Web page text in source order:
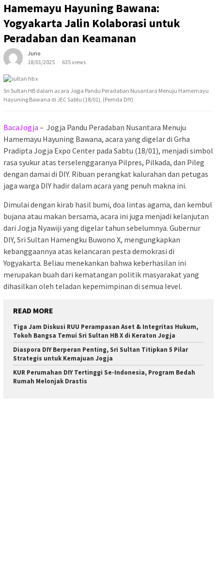
Hamemayu Hayuning Bawana:
Yogyakarta Jalin Kolaborasi untuk
Peradaban dan Keamanan
Juno
18/01/2025
635 views
Sri Sultan HB dalam acara Jogja Pandu Peradaban Nusantara Menuju Hamemayu
Hayuning Bawana di JEC Sabtu (18/01), (Pemda DIY)
BacaJogja – Jogja Pandu Peradaban Nusantara Menuju
Hamemayu Hayuning Bawana, acara yang digelar di Grha
Pradipta Jogja Expo Center pada Sabtu (18/01), menjadi simbol
rasa syukur atas terselenggaranya Pilpres, Pilkada, dan Pileg
dengan damai di DIY. Ribuan perangkat kalurahan dan petugas
jaga warga DIY hadir dalam acara yang penuh makna ini.
Dimulai dengan kirab hasil bumi, doa lintas agama, dan kembul
bujana atau makan bersama, acara ini juga menjadi kelanjutan
dari Jogja Nyawiji yang digelar tahun sebelumnya. Gubernur
DIY, Sri Sultan Hamengku Buwono X, mengungkapkan
kebanggaannya atas kelancaran pesta demokrasi di
Yogyakarta. Beliau menekankan bahwa keberhasilan ini
merupakan buah dari kematangan politik masyarakat yang
dihasilkan oleh teladan kepemimpinan di semua level.
READ MORE
Tiga Jam Diskusi RUU Perampasan Aset & Integritas Hukum,
Tokoh Bangsa Temui Sri Sultan HB X di Keraton Jogja
Diaspora DIY Berperan Penting, Sri Sultan Titipkan 5 Pilar
Strategis untuk Kemajuan Jogja
KUR Perumahan DIY Tertinggi Se-Indonesia, Program Bedah
Rumah Melonjak Drastis